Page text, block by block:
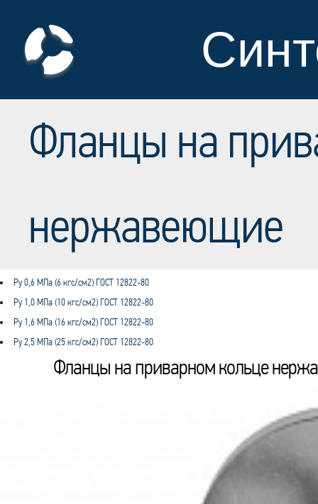
Фланцы на
нержавеющие
Ру 0,6 МПа (6 кгс/см2) ГОСТ 12822-80
Ру 1,0 МПа (10 кгс/см2) ГОСТ 12822-80
Ру 1,6 МПа (16 кгс/см2) ГОСТ 12822-80
Ру 2,5 МПа (25 кгс/см2) ГОСТ 12822-80
Фланцы на приварном кольце